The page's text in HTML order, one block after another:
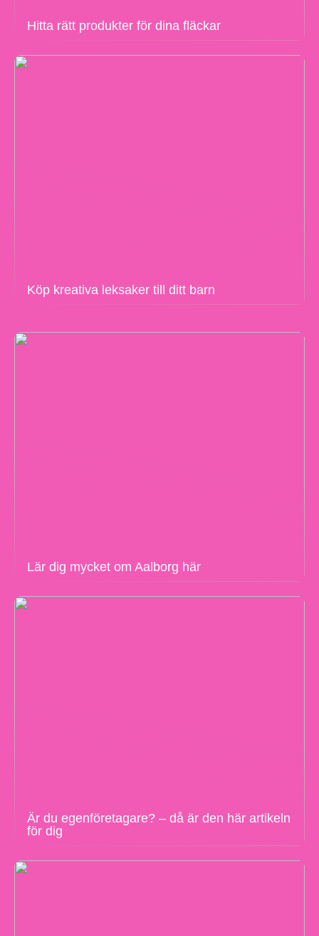
Hitta rätt produkter för dina fläckar
Köp kreativa leksaker till ditt barn
Lär dig mycket om Aalborg här
Är du egenföretagare? – då är den här artikeln
för dig